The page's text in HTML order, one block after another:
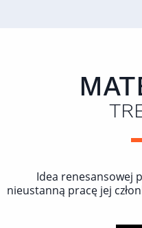
Idea renesansowej
nieustanną pracę jej